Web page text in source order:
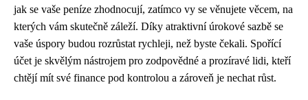
jak se vaše peníze zhodnocují, zatímco vy se věnujete věcem, na
kterých vám skutečně záleží. Díky atraktivní úrokové sazbě se
vaše úspory budou rozrůstat rychleji, než byste čekali. Spořící
účet je skvělým nástrojem pro zodpovědné a prozíravé lidi, kteří
chtějí mít své finance pod kontrolou a zároveň je nechat růst.